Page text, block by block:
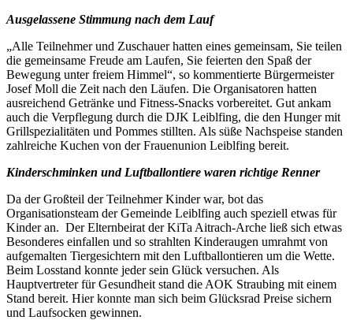
Ausgelassene Stimmung nach dem Lauf
„Alle Teilnehmer und Zuschauer hatten eines gemeinsam, Sie teilen
die gemeinsame Freude am Laufen, Sie feierten den Spaß der
Bewegung unter freiem Himmel“, so kommentierte Bürgermeister
Josef Moll die Zeit nach den Läufen. Die Organisatoren hatten
ausreichend Getränke und Fitness-Snacks vorbereitet. Gut ankam
auch die Verpflegung durch die DJK Leiblfing, die den Hunger mit
Grillspezialitäten und Pommes stillten. Als süße Nachspeise standen
zahlreiche Kuchen von der Frauenunion Leiblfing bereit.
Kinderschminken und Luftballontiere waren richtige Renner
Da der Großteil der Teilnehmer Kinder war, bot das
Organisationsteam der Gemeinde Leiblfing auch speziell etwas für
Kinder an. Der Elternbeirat der KiTa Aitrach-Arche ließ sich etwas
Besonderes einfallen und so strahlten Kinderaugen umrahmt von
aufgemalten Tiergesichtern mit den Luftballontieren um die Wette.
Beim Losstand konnte jeder sein Glück versuchen. Als
Hauptvertreter für Gesundheit stand die AOK Straubing mit einem
Stand bereit. Hier konnte man sich beim Glücksrad Preise sichern
und Laufsocken gewinnen.